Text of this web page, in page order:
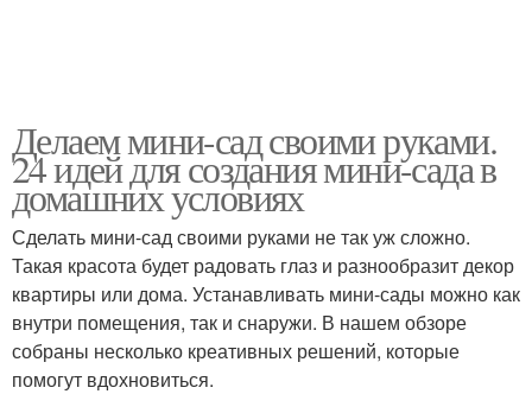
Делаем мини-сад своими руками.
24 идей для создания мини-сада в
домашних условиях
Сделать мини-сад своими руками не так уж сложно.
Такая красота будет радовать глаз и разнообразит декор
квартиры или дома. Устанавливать мини-сады можно как
внутри помещения, так и снаружи. В нашем обзоре
собраны несколько креативных решений, которые
помогут вдохновиться.